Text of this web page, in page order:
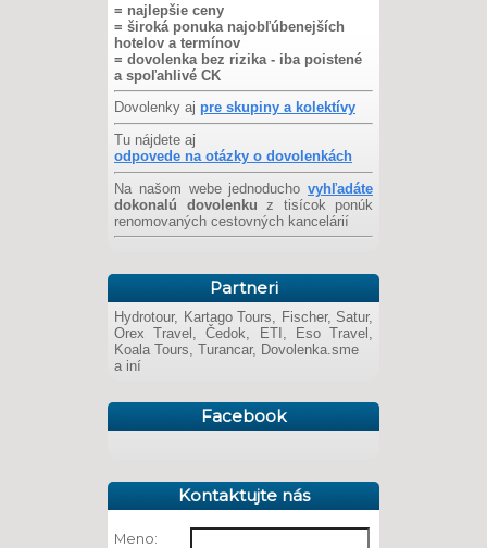
= najlepšie ceny
= široká ponuka najobľúbenejších
hotelov a termínov
= dovolenka bez rizika - iba poistené
a spoľahlivé CK
Dovolenky aj pre skupiny a kolektívy
Tu nájdete aj
odpovede na otázky o dovolenkách
Na našom webe jednoducho vyhľadáte
dokonalú dovolenku z tisícok ponúk
renomovaných cestovných kancelárií
Partneri
Hydrotour, Kartago Tours, Fischer, Satur,
Orex Travel, Čedok, ETI, Eso Travel,
Koala Tours, Turancar, Dovolenka.sme
a iní
Facebook
Kontaktujte nás
Meno: